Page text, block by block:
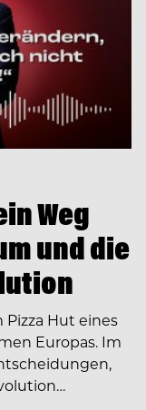
Weg
und die
Hut eines
Europas. Im